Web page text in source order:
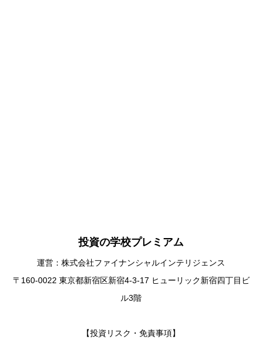
投資の学校プレミアム
運営：株式会社ファイナンシャルインテリジェンス
〒160-0022 東京都新宿区新宿4-3-17 ヒューリック新宿四丁目ビ
ル3階
【投資リスク・免責事項】